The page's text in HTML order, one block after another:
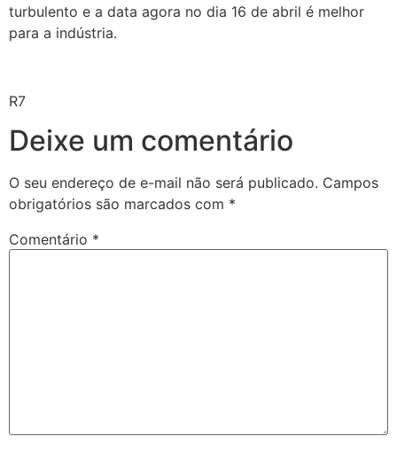
turbulento e a data agora no dia 16 de abril é melhor
para a indústria.
R7
Deixe um comentário
O seu endereço de e-mail não será publicado. Campos
obrigatórios são marcados com *
Comentário *